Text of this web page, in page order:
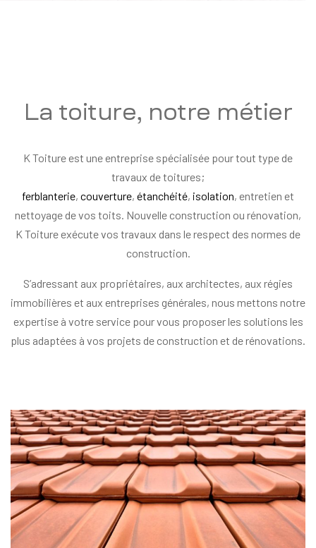
La toiture, notre métier
K Toiture est une entreprise spécialisée pour tout type de
travaux de toitures;
ferblanterie, couverture, étanchéité, isolation, entretien et
nettoyage de vos toits. Nouvelle construction ou rénovation,
K Toiture exécute vos travaux dans le respect des normes de
construction.
S’adressant aux propriétaires, aux architectes, aux régies
immobilières et aux entreprises générales, nous mettons notre
expertise à votre service pour vous proposer les solutions les
plus adaptées à vos projets de construction et de rénovations.